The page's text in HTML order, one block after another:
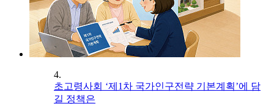
4.
초고령사회 ‘제1차 국가인구전략 기본계획’에 담
길 정책은